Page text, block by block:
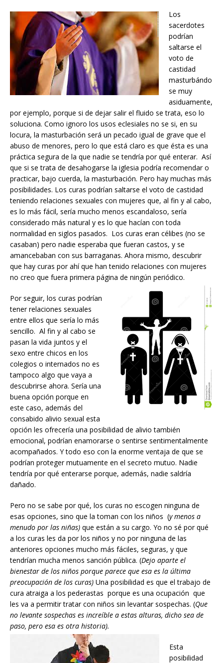
Los
sacerdotes
podrían
saltarse el
voto de
castidad
masturbándo
se muy
asiduamente,
por ejemplo, porque si de dejar salir el fluido se trata, eso lo
soluciona. Como ignoro los usos eclesiales no se si, en su
locura, la masturbación será un pecado igual de grave que el
abuso de menores, pero lo que está claro es que ésta es una
práctica segura de la que nadie se tendría por qué enterar. Así
que si se trata de desahogarse la iglesia podría recomendar o
practicar, bajo cuerda, la masturbación. Pero hay muchas más
posibilidades. Los curas podrían saltarse el voto de castidad
teniendo relaciones sexuales con mujeres que, al fin y al cabo,
es lo más fácil, sería mucho menos escandaloso, sería
considerado más natural y es lo que hacían con toda
normalidad en siglos pasados. Los curas eran célibes (no se
casaban) pero nadie esperaba que fueran castos, y se
amancebaban con sus barraganas. Ahora mismo, descubrir
que hay curas por ahí que han tenido relaciones con mujeres
no creo que fuera primera página de ningún periódico.
Por seguir, los curas podrían
tener relaciones sexuales
entre ellos que sería lo más
sencillo. Al fin y al cabo se
pasan la vida juntos y el
sexo entre chicos en los
colegios o internados no es
tampoco algo que vaya a
descubrirse ahora. Sería una
buena opción porque en
este caso, además del
consabido alivio sexual esta
opción les ofrecería una posibilidad de alivio también
emocional, podrían enamorarse o sentirse sentimentalmente
acompañados. Y todo eso con la enorme ventaja de que se
podrían proteger mutuamente en el secreto mutuo. Nadie
tendría por qué enterarse porque, además, nadie saldría
dañado.
Pero no se sabe por qué, los curas no escogen ninguna de
esas opciones, sino que la toman con los niños (y menos a
menudo por las niñas) que están a su cargo. Yo no sé por qué
a los curas les da por los niños y no por ninguna de las
anteriores opciones mucho más fáciles, seguras, y que
tendrían mucha menos sanción pública. (Dejo aparte el
bienestar de los niños porque parece que esa es la última
preocupación de los curas) Una posibilidad es que el trabajo de
cura atraiga a los pederastas porque es una ocupación que
les va a permitir tratar con niños sin levantar sospechas. (Que
no levante sospechas es increíble a estas alturas, dicho sea de
paso, pero esa es otra historia).
Esta
posibilidad